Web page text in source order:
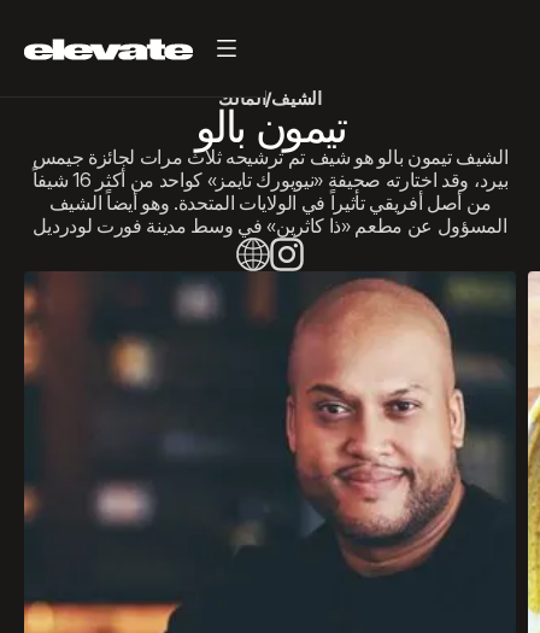
الشيف/المالك
تيمون بالو
الشيف تيمون بالو هو شيف تم ترشيحه ثلاث مرات لجائزة جيمس
بيرد، وقد اختارته صحيفة «نيويورك تايمز» كواحد من أكثر 16 شيفاً
من أصل أفريقي تأثيراً في الولايات المتحدة. وهو أيضاً الشيف
المسؤول عن مطعم «ذا كاثرين» في وسط مدينة فورت لودرديل